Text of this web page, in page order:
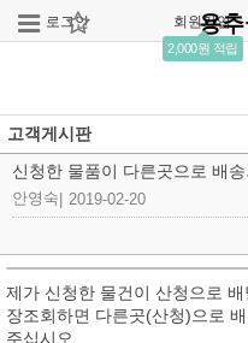
로그인 회원가입
2,000원 적립
용
고객게시판
신청한 물품이 다른곳으로 배송
안영숙 2019-02-20
제가 신청한 물건이 산청으로
장조회하면 다른곳(산청)으로
주십시오